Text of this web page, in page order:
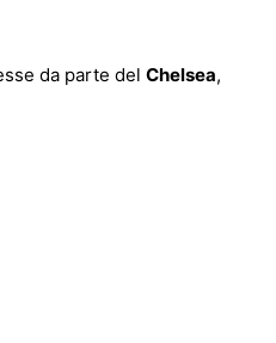
da parte del Chelsea,